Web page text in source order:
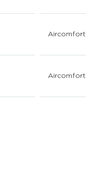
Aircomfort
Aircomfort